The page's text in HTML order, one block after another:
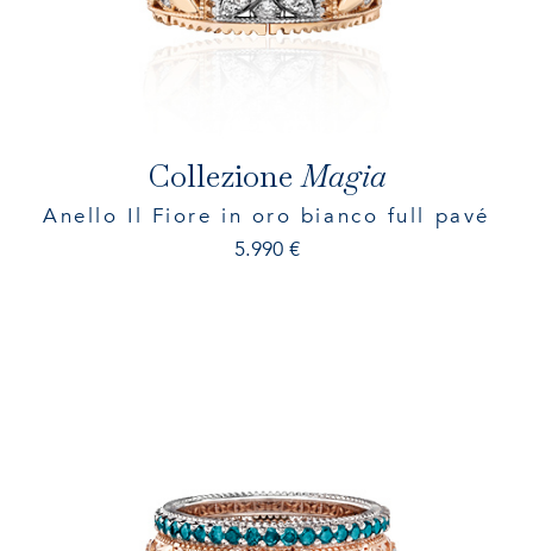
CollezioneMagia
Anello Il Fiore in oro bianco full pavé
5.990 €